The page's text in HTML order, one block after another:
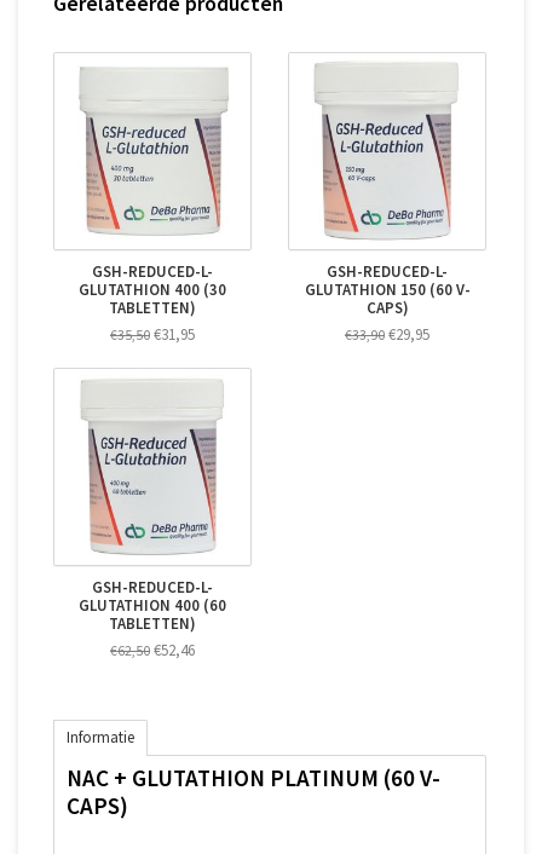
GSH-REDUCED-L-
GLUTATHION 400 (30
TABLETTEN)
€35,50 €31,95
GSH-REDUCED-L-
GLUTATHION 150 (60 V-
CAPS)
€33,90 €29,95
GSH-REDUCED-L-
GLUTATHION 400 (60
TABLETTEN)
€62,50 €52,46
Informatie
NAC + GLUTATHION PLATINUM (60 V-
CAPS)